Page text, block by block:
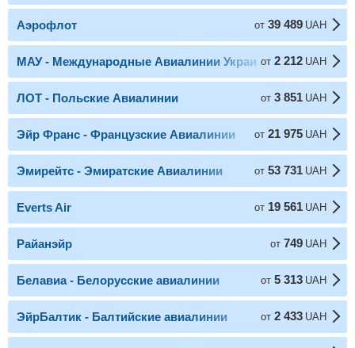
Аэрофлот от 39 489 UAH
МАУ - Международные Авиалинии Украины
от 2 212 UAH
ЛОТ - Польские Авиалинии от 3 851 UAH
Эйр Франс - Французские Авиалинии от 21 975 UAH
Эмирейтс - Эмиратские Авиалинии от 53 731 UAH
Everts Air от 19 561 UAH
Райанэйр от 749 UAH
Белавиа - Белорусские авиалинии от 5 313 UAH
ЭйрБалтик - Балтийские авиалинии от 2 433 UAH